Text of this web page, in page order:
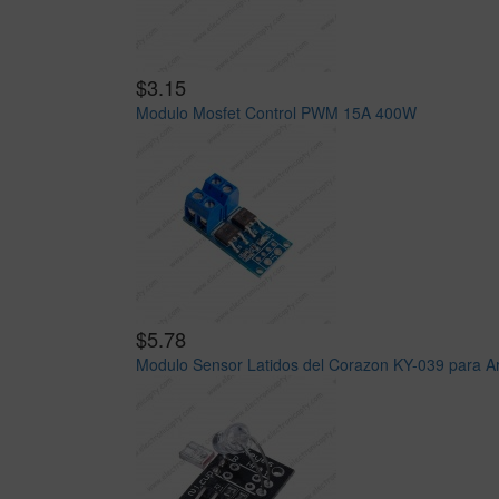
$3.15
Modulo Mosfet Control PWM 15A 400W
$5.78
Modulo Sensor Latidos del Corazon KY-039 para